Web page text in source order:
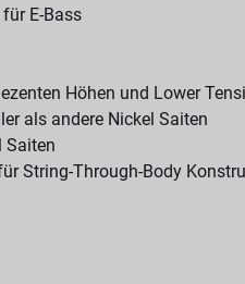
E-Bass
Höhen und Lower
als andere Nickel Saiten
Saiten
String-Through-Body